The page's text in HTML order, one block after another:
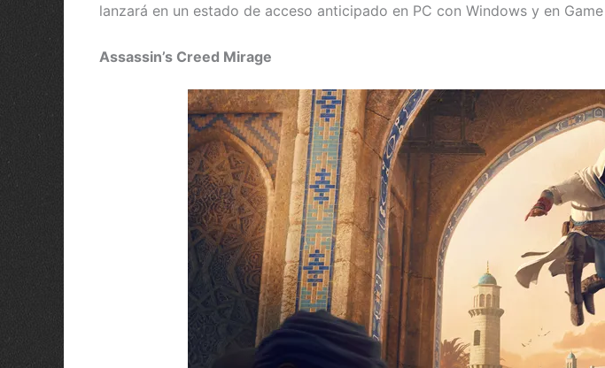
lanzará en un estado de acceso anticipado en PC con Windows y en
Assassin’s Creed Mirage